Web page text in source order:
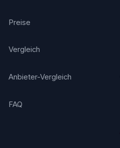
Preise
Vergleich
Anbieter-Vergleich
FAQ